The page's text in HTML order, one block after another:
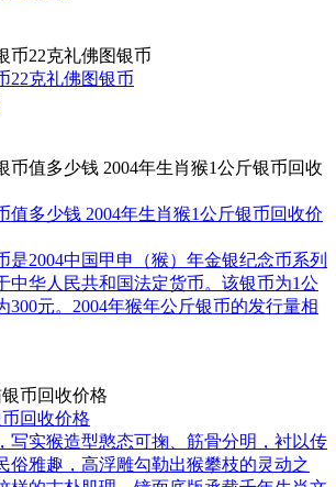
22克礼佛图银币
值多少钱 2004年生肖猴1公斤银币回收价
是2004中国甲申（猴）年金银纪念币系列
中华人民共和国法定货币。该银币为1公
300元。2004年猴年公斤银币的发行量相
回收价格
写实猴造型憨态可掬、筋骨分明，衬以传
俗雅趣，高浮雕勾勒出猴攀枝的灵动之